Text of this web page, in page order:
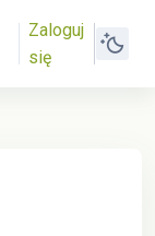
Zaloguj
się